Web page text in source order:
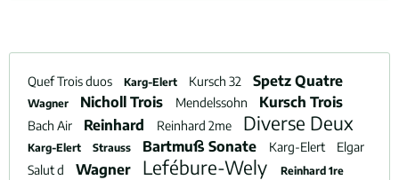
Quef Trois duos Karg-Elert Kursch 32 Spetz Quatre
Wagner Nicholl Trois Mendelssohn Kursch Trois
Bach Air Reinhard Reinhard 2me Diverse Deux
Karg-Elert Strauss Bartmuß Sonate Karg-Elert
Elgar
Salut d
Wagner Lefébure-Wely
Reinhard 1re